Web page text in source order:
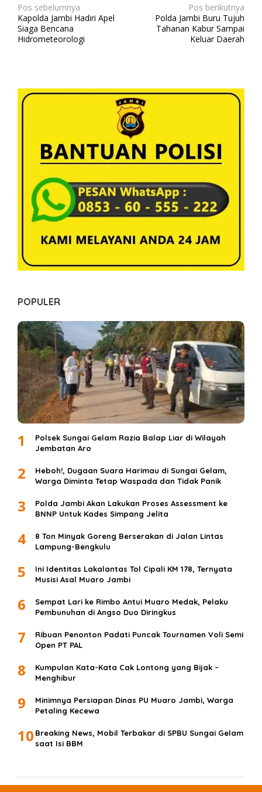
N
a
v
a
s
Pos sebelumnya
Kapolda Jambi Hadiri Apel
Siaga Bencana
Hidrometeorologi
Pos berikutnya
Polda Jambi Buru Tujuh
Tahanan Kabur Sampai
Keluar Daerah
POPULER
1
Polsek Sungai Gelam Razia Balap Liar di Wilayah
Jembatan Aro
2
Heboh!, Dugaan Suara Harimau di Sungai Gelam,
Warga Diminta Tetap Waspada dan Tidak Panik
3
Polda Jambi Akan Lakukan Proses Assessment ke
BNNP Untuk Kades Simpang Jelita
4
8 Ton Minyak Goreng Berserakan di Jalan Lintas
Lampung-Bengkulu
5
Ini Identitas Lakalantas Tol Cipali KM 178, Ternyata
Musisi Asal Muaro Jambi
6
Sempat Lari ke Rimbo Antui Muaro Medak, Pelaku
Pembunuhan di Angso Duo Diringkus
7
Ribuan Penonton Padati Puncak Tournamen Voli Semi
Open PT PAL
8
Kumpulan Kata-Kata Cak Lontong yang Bijak –
Menghibur
9
Minimnya Persiapan Dinas PU Muaro Jambi, Warga
Petaling Kecewa
10 Breaking News, Mobil Terbakar di SPBU Sungai Gelam
saat Isi BBM